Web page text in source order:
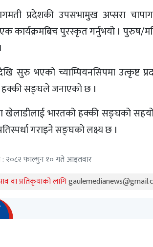
प्रदेशकी उपसभामुख अप्सरा
कार्यक्रमबिच पुरस्कृत गर्नुभयो । पुरुष/
सुरु भएको च्याम्पियनसिपमा उत्कृष्ट
सङ्घले जनाएको छ ।
खेलाडीलाई भारतको हक्की सङ्घको
गराइने सङ्घको लक्ष्य छ ।
: २०८२ फाल्गुन १० गते आइतवार
वा प्रतिकृयाको लागि